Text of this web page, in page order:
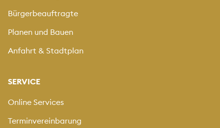
Bürgerbeauftragte
Planen und Bauen
Anfahrt & Stadtplan
SERVICE
Online Services
Terminvereinbarung